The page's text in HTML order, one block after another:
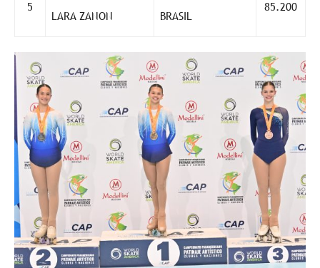
5
LARA ZANON BRASIL
85.200